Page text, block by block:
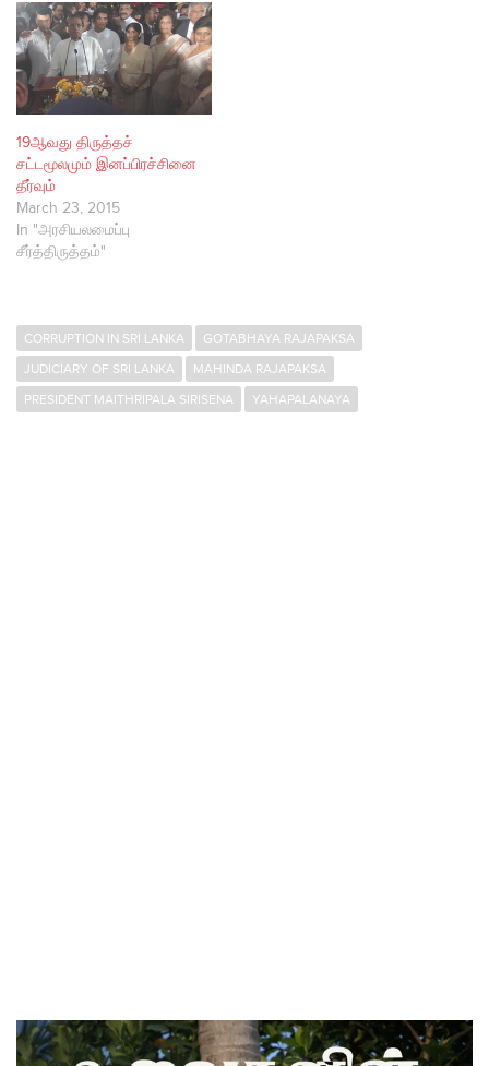
19ஆவது திருத்தச்
சட்டமூலமும் இனப்பிரச்சினை
தீர்வும்
March 23, 2015
In "அரசியலமைப்பு
சீர்த்திருத்தம்"
CORRUPTION IN SRI LANKA
GOTABHAYA RAJAPAKSA
JUDICIARY OF SRI LANKA
MAHINDA RAJAPAKSA
PRESIDENT MAITHRIPALA SIRISENA
YAHAPALANAYA